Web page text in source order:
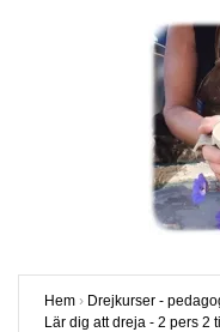
Hem › Drejkurser -
Lär dig att dreja - 2 pers 2